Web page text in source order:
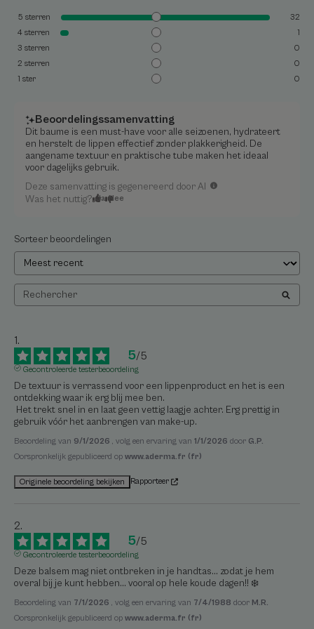
Textuur
Geur van de inhoud
Niet gepafumeerd
*Bevordert huidherstel
*Bevordert huidherstel
**Klinische studie bij 54 proefpersonen (baby's, kinderen, adolescenten,
volwassenen) - 4 keer per dag gedurende 3 weken toegepast.
***Klinische studie uitgevoerd bij 19 proefpersonen. Eenmalige toepassing.
* Bevordert huidherstel
5 sterren
32
4 sterren
1
3 sterren
0
2 sterren
0
1 ster 0
Beoordelingssamenvatting
Dit baume is een must-have voor alle seizoenen, hydrateert
en herstelt de lippen effectief zonder plakkerigheid. De
aangename textuur en praktische tube maken het ideaal
voor dagelijks gebruik.
Deze samenvatting is gegenereerd door AI
Was het nuttig? Ja Nee
Sorteer beoordelingen
5/5
Gecontroleerde testerbeoordeling
De textuur is verrassend voor een lippenproduct en het is een
ontdekking waar ik erg blij mee ben.
gebruik vóór het aanbrengen van make-up.
Beoordeling van 9/1/2026 , volg een ervaring van 1/1/2026 door G.P.
Oorspronkelijk gepubliceerd op www.aderma.fr (fr)
Originele beoordeling bekijken Rapporteer
5/5
Gecontroleerde testerbeoordeling
Deze balsem mag niet ontbreken in je handtas... zodat je hem
overal bij je kunt hebben... vooral op hele koude dagen!! ❄️
Beoordeling van 7/1/2026 , volg een ervaring van 7/4/1988 door M.R.
Oorspronkelijk gepubliceerd op www.aderma.fr (fr)